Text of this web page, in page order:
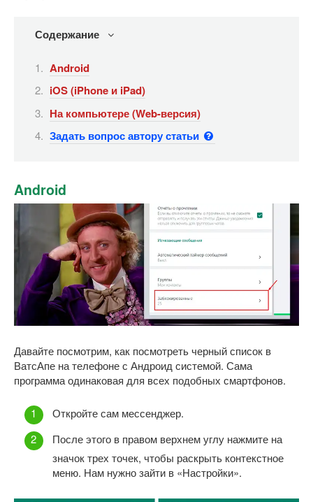
Содержание
Android
iOS (iPhone и iPad)
На компьютере (Web-версия)
Задать вопрос автору статьи
Android
Давайте посмотрим, как посмотреть черный список в
ВатсАпе на телефоне с Андроид системой. Сама
программа одинаковая для всех подобных смартфонов.
Откройте сам мессенджер.
После этого в правом верхнем углу нажмите на
значок трех точек, чтобы раскрыть контекстное
меню. Нам нужно зайти в «Настройки».